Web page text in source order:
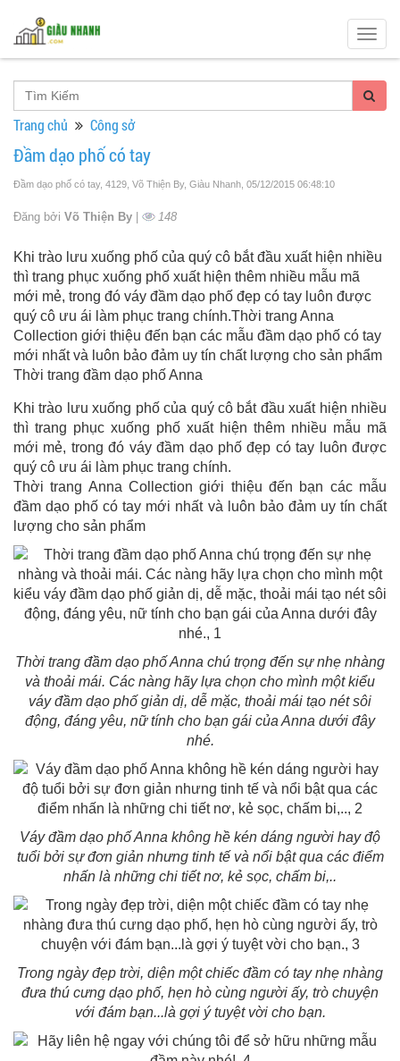
Trang chủ Công sở
Đầm dạo phố có tay
Đầm dạo phố có tay, 4129, Võ Thiện By, Giàu Nhanh , 05/12/2015 06:48:10
Đăng bởi Võ Thiện By | 148
Khi trào lưu xuống phố của quý cô bắt đầu xuất hiện nhiều
thì trang phục xuống phố xuất hiện thêm nhiều mẫu mã
mới mẻ, trong đó váy đầm dạo phố đẹp có tay luôn được
quý cô ưu ái làm phục trang chính.Thời trang Anna
Collection giới thiệu đến bạn các mẫu đầm dạo phố có tay
mới nhất và luôn bảo đảm uy tín chất lượng cho sản phẩm
Thời trang đầm dạo phố Anna
Khi trào lưu xuống phố của quý cô bắt đầu xuất hiện nhiều
thì trang phục xuống phố xuất hiện thêm nhiều mẫu mã
mới mẻ, trong đó váy đầm dạo phố đẹp có tay luôn được
quý cô ưu ái làm phục trang chính.
Thời trang Anna Collection giới thiệu đến bạn các mẫu
đầm dạo phố có tay mới nhất và luôn bảo đảm uy tín chất
lượng cho sản phẩm
Thời trang đầm dạo phố Anna chú trọng đến sự nhẹ nhàng
và thoải mái. Các nàng hãy lựa chọn cho mình một kiểu
váy đầm dạo phố giản dị, dễ mặc, thoải mái tạo nét sôi
động, đáng yêu, nữ tính cho bạn gái của Anna dưới đây
nhé.
Váy đầm dạo phố Anna không hề kén dáng người hay độ
tuổi bởi sự đơn giản nhưng tinh tế và nổi bật qua các điểm
nhấn là những chi tiết nơ, kẻ sọc, chấm bi,..
Trong ngày đẹp trời, diện một chiếc đầm có tay nhẹ nhàng
đưa thú cưng dạo phố, hẹn hò cùng người ấy, trò chuyện
với đám bạn...là gợi ý tuyệt vời cho bạn.